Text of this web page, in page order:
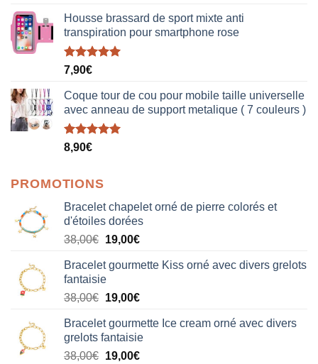
Housse brassard de sport mixte anti
transpiration pour smartphone rose
Note5.00
7,90€
Coque tour de cou pour mobile taille universelle
avec anneau de support metalique ( 7 couleurs )
Note5.00
8,90€
PROMOTIONS
Bracelet chapelet orné de pierre colorés et
d'étoiles dorées
38,00€ Le
initial
était :
38,00€.
19,00€Le
actuel
19,00€.
Bracelet gourmette Kiss orné avec divers grelots
fantaisie
38,00€ Le
initial
était :
38,00€.
19,00€Le
actuel
est :
19,00€.
Bracelet gourmette Ice cream orné avec divers
grelots fantaisie
38,00€ Le
19,00€Le